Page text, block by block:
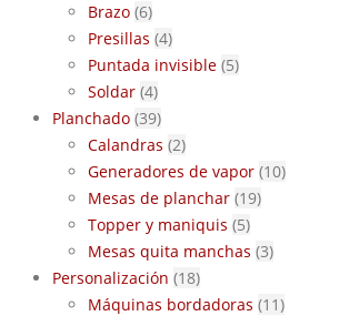
Brazo (6)
Presillas (4)
Puntada invisible (5)
Soldar (4)
Planchado (39)
Calandras (2)
Generadores de vapor (10)
Mesas de planchar (19)
Topper y maniquis (5)
Mesas quita manchas (3)
Personalización (18)
Máquinas bordadoras (11)